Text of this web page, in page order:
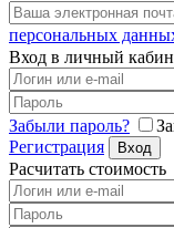
персональных
Вход в личный
Забыли пароль?
Регистрация
Вход
Расчитать стоимость